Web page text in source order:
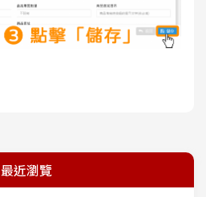
最近瀏覽